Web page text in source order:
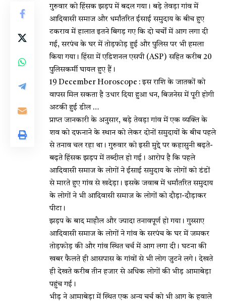
गुरुवार को हिंसक झड़प में बदल गया। बड़े तेवड़ा गांव में
आदिवासी समाज और धर्मांतरित ईसाई समुदाय के बीच हुए
टकराव में हालात इतने बिगड़ गए कि दो चर्चों में आग लगा दी
गई, सरपंच के घर में तोड़फोड़ हुई और पुलिस पर भी हमला
किया गया। हिंसा में एडिशनल एसपी (ASP) सहित करीब 20
पुलिसकर्मी घायल हुए हैं।
19 December Horoscope : इस राशि के जातकों को
वापस मिल सकता है उधार दिया हुआ धन, बिजनेस में पूरी होगी
अटकी हुई डील …
प्राप्त जानकारी के अनुसार, बड़े तेवड़ा गांव में एक व्यक्ति के
शव को दफनाने के स्थान को लेकर दोनों समुदायों के बीच पहले
से तनाव चल रहा था। गुरुवार को इसी मुद्दे पर कहासुनी बढ़ते-
बढ़ते हिंसक झड़प में तब्दील हो गई। आरोप है कि पहले
आदिवासी समाज के लोगों ने ईसाई समुदाय के लोगों को डंडों
से मारते हुए गांव से खदेड़ा। इसके जवाब में धर्मांतरित समुदाय
के लोगों ने भी आदिवासी समाज के लोगों को दौड़ा-दौड़ाकर
पीटा।
झड़प के बाद माहौल और ज्यादा तनावपूर्ण हो गया। गुस्साए
आदिवासी समाज के लोगों ने गांव के सरपंच के घर में जमकर
तोड़फोड़ की और गांव स्थित चर्च में आग लगा दी। घटना की
खबर फैलते ही आसपास के गांवों से भी लोग जुटने लगे। देखते
ही देखते करीब तीन हजार से अधिक लोगों की भीड़ आमाबेड़ा
पहुंच गई।
भीड़ ने आमाबेड़ा में स्थित एक अन्य चर्च को भी आग के हवाले